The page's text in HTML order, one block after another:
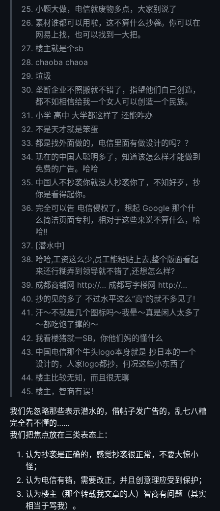
小题大做，电信就废物多点，大家别说了
素材谁都可以用啦，这不算什么抄袭。你可以在
网易上找，也可以找到一大把。
楼主就是个sb
chaoba chaoa
垃圾
垄断企业不照搬就不错了，指望他们自己创造，
都不如相信给我一个女人可以创造一个民族。
小学 高中 大学都这样了 还能咋办
不是天才就是笨蛋
都是找外面做的，电信里面有做设计的吗？？
现在的中国人聪明多了，知道该怎么样才能做到
免费的广告。哈哈
中国人不抄袭你就没人抄袭你了，不知好歹，抄
你是看得起你。
完全可以告 电信侵权了，想起 Google 那个什
么简洁页面专利，相对于这些来说不算什么，哈
哈!!
[潜水中]
哈哈,工资这么少,员工能粘贴上去,整个版面看起
来还行糊弄到领导就不错了,还想怎么样?
成都商铺网 http://… 成都写字楼网 http://…
抄的见的多了 不过水平这么”高”的就不多见了!
汗～不就是几个图标吗～我晕～真是闲人太多了
～都吃饱了撑的～
我看楼猪就一SB，你他们妈的懂什么
中国电信那个牛头logo本身就是 抄日本的一个
设计的，人家logo都抄，何况这些小东西了
楼主比较无知，而且很无聊
楼主，智商有误！
我们先忽略那些表示潜水的，借帖子发广告的，乱七八糟
完全看不懂的……
我们把焦点放在三类表态上：
认为抄袭是正确的，感觉抄袭很正常，不要大惊小
怪；
认为电信有错，需要改正，并且创意理应受到保护；
认为楼主（那个转载我文章的人）智商有问题（其实
相当于骂我）。